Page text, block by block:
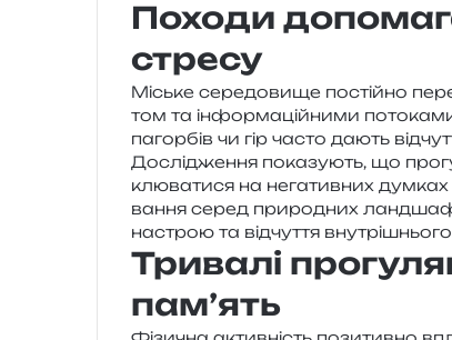
Походи
стресу
Міське сере­до­ви­ще постій­но
том та інфор­ма­цій­ни­ми
пагор­бів чи гір часто дають
Дослідження пока­зу­ють, що
клю­ва­ти­ся на нега­тив­них
ва­н­ня серед при­ро­дних
настрою та від­чу­т­тя
Тривалі
пам’ять